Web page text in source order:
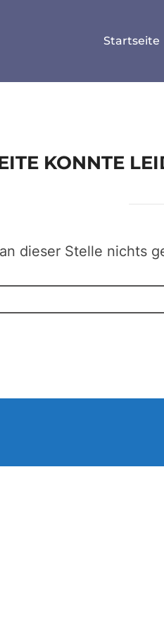
Startseite
KONNTE
dieser Stelle nichts